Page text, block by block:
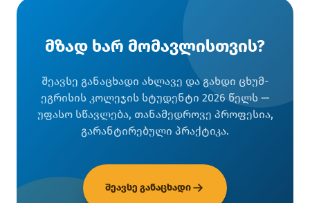
მზად ხარ მომავლისთვის?
შეავსე განაცხადი ახლავე და გახდი ცხუმ-
ეგრისის კოლეჯის სტუდენტი 2026 წელს —
უფასო სწავლება, თანამედროვე პროფესია,
გარანტირებული პრაქტიკა.
შეავსე განაცხადი